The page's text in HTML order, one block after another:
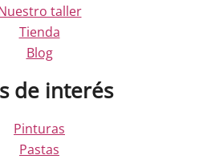
taller
Tienda
Blog
de interés
Pinturas
Pastas